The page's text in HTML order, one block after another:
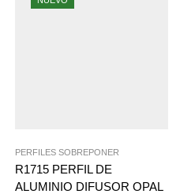
PERFILES SOBREPONER
R1715 PERFIL DE
ALUMINIO DIFUSOR OPAL